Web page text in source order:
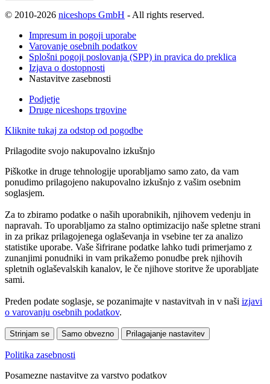
© 2010-2026 niceshops GmbH - All rights reserved.
Impresum in pogoji uporabe
Varovanje osebnih podatkov
Splošni pogoji poslovanja (SPP) in pravica do preklica
Izjava o dostopnosti
Nastavitve zasebnosti
Podjetje
Druge niceshops trgovine
Kliknite tukaj za odstop od pogodbe
Prilagodite svojo nakupovalno izkušnjo
Piškotke in druge tehnologije uporabljamo samo zato, da vam
ponudimo prilagojeno nakupovalno izkušnjo z vašim osebnim
soglasjem.
Za to zbiramo podatke o naših uporabnikih, njihovem vedenju in
napravah. To uporabljamo za stalno optimizacijo naše spletne strani
in za prikaz prilagojenega oglaševanja in vsebine ter za analizo
statistike uporabe. Vaše šifrirane podatke lahko tudi primerjamo z
zunanjimi ponudniki in vam prikažemo ponudbe prek njihovih
spletnih oglaševalskih kanalov, le če njihove storitve že uporabljate
sami.
Preden podate soglasje, se pozanimajte v nastavitvah in v naši izjavi
o varovanju osebnih podatkov.
Strinjam se Samo obvezno Prilagajanje nastavitev
Politika zasebnosti
Posamezne nastavitve za varstvo podatkov